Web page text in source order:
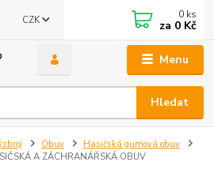
Menu
CZK
Hledat
0 ks
za 0 Kč
Obuv
Hasičská gumová obuv
A ZÁCHRANÁŘSKÁ OBUV